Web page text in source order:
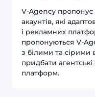
V-Agency
акаунтів, які
і рекламних
пропонуються V-
з білими та
придбати
платформ.